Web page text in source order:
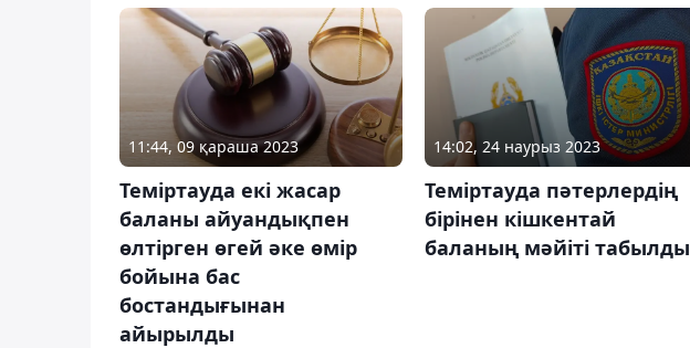
11:44, 09 қараша 2023
Теміртауда екі жасар
баланы айуандықпен
өлтірген өгей әке өмір
бойына бас
бостандығынан
айырылды
14:02, 24 наурыз 2023
Теміртауда пәтерлердің
бірінен кішкентай
баланың мәйіті табылды